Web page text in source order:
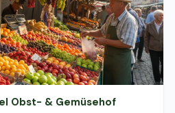
Obst- & Gemüsehof